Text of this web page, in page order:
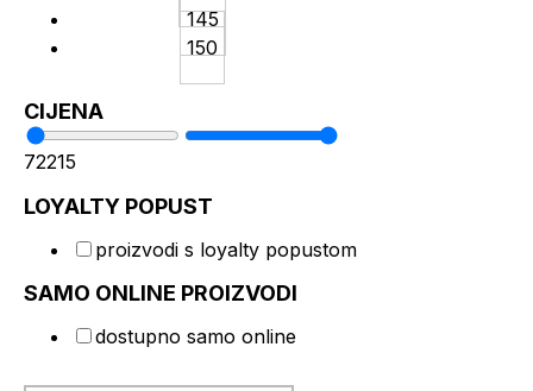
145
150
CIJENA
72215
LOYALTY POPUST
proizvodi s loyalty popustom
SAMO ONLINE PROIZVODI
dostupno samo online